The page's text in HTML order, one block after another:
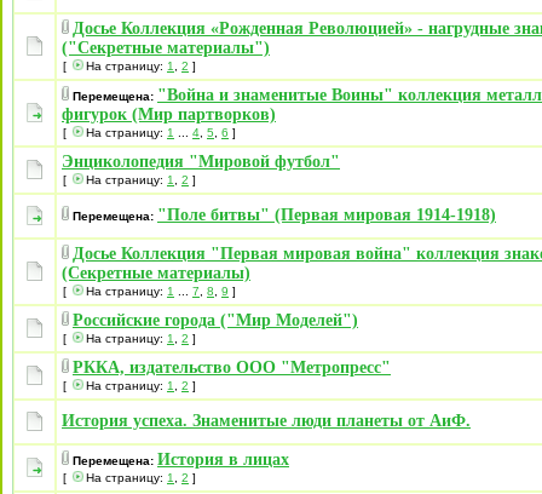
Досье Коллекция «Рожденная Революцией» - нагрудные
("Секретные материалы")
[ На страницу: 1 2 ]
Перемещена: "Война и знаменитые Воины" коллекция
фигурок (Мир партворков)
[ На страницу: 1 4 5 6 ]
Энциколопедия "Мировой футбол"
[ На страницу: 1 2 ]
Перемещена: "Поле битвы" (Первая мировая 1914-1918)
Досье Коллекция "Первая мировая война" коллекция
(Секретные материалы)
[ На страницу: 1 7 8 9 ]
Российские города ("Мир Моделей")
[ На страницу: 1 2 ]
РККА, издательство ООО "Метропресс"
[ На страницу: 1 2 ]
История успеха. Знаменитые люди планеты от АиФ.
Перемещена: История в лицах
[ На страницу: 1 2 ]